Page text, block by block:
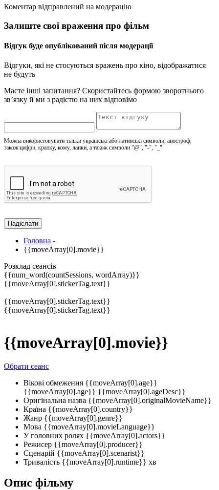
Коментар відправлений на модерацію
Залиште свої враження про фільм
Відгук буде опублікований після модерації
Відгуки, які не стосуються вражень про кіно, відображатися
не будуть
Маєте інші запитання? Скористайтесь формою зворотнього
зв’язку й ми з радістю на них відповімо
Можна використовувати тільки українські або латинські символи, апостроф,
також цифри, крапку, кому, лапки, а також символи "@", "-", "_"
Головна -
{{moveArray[0].movie}}
Розклад сеансів
{{num_word(countSessions, wordArray)}}
{{moveArray[0].stickerTag.text}}
{{moveArray[0].stickerTag.text}}
{{moveArray[0].stickerTag.text}}
{{moveArray[0].movie}}
Обрати сеанс
Вікові обмеження {{moveArray[0].age}}
{{moveArray[0].age}} {{moveArray[0].ageDesc}}
Оригінальна назва {{moveArray[0].originalMovieName}}
Країна {{moveArray[0].country}}
Жанр {{moveArray[0].genre}}
Мова {{moveArray[0].movieLanguage}}
У головних ролях {{moveArray[0].actors}}
Режисер {{moveArray[0].producer}}
Сценарій {{moveArray[0].scenarist}}
Тривалість {{moveArray[0].runtime}} хв
Опис фільму